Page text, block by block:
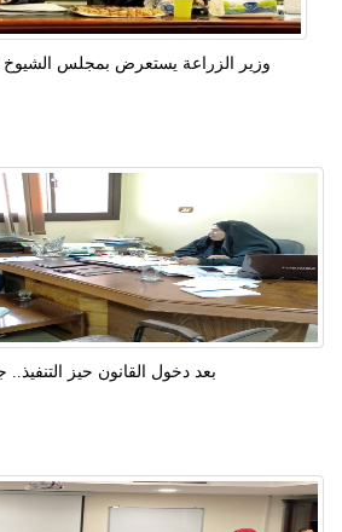
وزير الزراعة يستعرض بمجلس الشيوخ
بعد دخول القانون حيز